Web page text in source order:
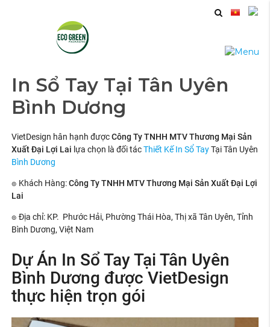
In Sổ Tay Tại Tân Uyên
Bình Dương
VietDesign hân hạnh đượcCông Ty TNHH MTV Thương Mại Sản
Xuất Đại Lợi Lai lựa chọn là đối tácThiết Kế In Sổ TayTại Tân Uyên
Bình Dương
๏ Khách Hàng:Công Ty TNHH MTV Thương Mại Sản Xuất Đại Lợi
Lai
๏ Địa chỉ: KP. Phước Hải, Phường Thái Hòa, Thị xã Tân Uyên, Tỉnh
Bình Dương, Việt Nam
Dự Án In Sổ Tay Tại Tân Uyên
Bình Dương được VietDesign
thực hiện trọn gói